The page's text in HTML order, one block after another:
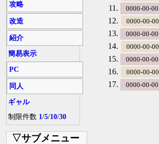
攻略
改造
紹介
簡易表示
PC
同人
ギャル
制限件数 1/5/10/30
▽サブメニュー
0000-00-00
0000-00-00
0000-00-00
0000-00-00
0000-00-00
0000-00-00
0000-00-00